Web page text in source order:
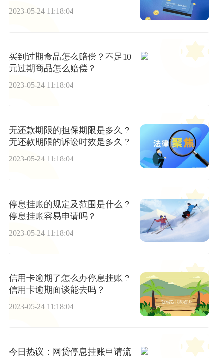
重吗？
2023-05-24 11:18:04
买到过期食品怎么赔偿？不足10
元过期商品怎么赔偿？
2023-05-24 11:18:04
无还款期限的担保期限是多久？
无还款期限的诉讼时效是多久？
2023-05-24 11:18:04
停息挂账的规定及范围是什么？
停息挂账容易申请吗？
2023-05-24 11:18:04
信用卡逾期了怎么办停息挂账？
信用卡逾期面谈能去吗？
2023-05-24 11:18:04
今日热议：网贷停息挂账申请流